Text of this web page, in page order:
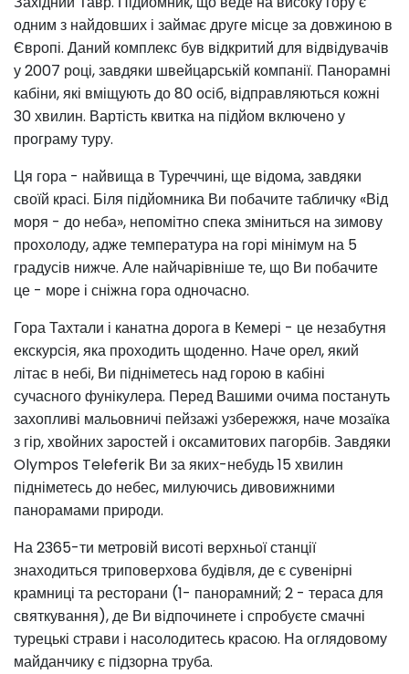
одним з найдовших і займає друге місце за довжиною в
Європі. Даний комплекс був відкритий для відвідувачів
у 2007 році, завдяки швейцарській компанії. Панорамні
кабіни, які вміщують до 80 осіб, відправляються кожні
30 хвилин. Вартість квитка на підйом включено у
програму туру.
Ця гора - найвища в Туреччині, ще відома, завдяки
своїй красі. Біля підйомника Ви побачите табличку «Від
моря - до неба», непомітно спека зміниться на зимову
прохолоду, адже температура на горі мінімум на 5
градусів нижче. Але найчарівніше те, що Ви побачите
це - море і сніжна гора одночасно.
Гора Тахтали і канатна дорога в Кемері - це незабутня
екскурсія, яка проходить щоденно. Наче орел, який
літає в небі, Ви підніметесь над горою в кабіні
сучасного фунікулера. Перед Вашими очима постануть
захопливі мальовничі пейзажі узбережжя, наче мозаїка
з гір, хвойних заростей і оксамитових пагорбів. Завдяки
Olympos Teleferik Ви за яких-небудь 15 хвилин
підніметесь до небес, милуючись дивовижними
панорамами природи.
На 2365-ти метровій висоті верхньої станції
знаходиться триповерхова будівля, де є сувенірні
крамниці та ресторани (1- панорамний; 2 - тераса для
святкування), де Ви відпочинете і спробуєте смачні
турецькі страви і насолодитесь красою. На оглядовому
майданчику є підзорна труба.